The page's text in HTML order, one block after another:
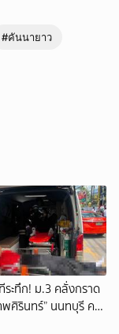
#คันนายาว
ระทึก! ม.3 คลั่งกราด
พศิรินทร์” นนทบุรี ครู
กว่า 20 ราย ก่อนยิง